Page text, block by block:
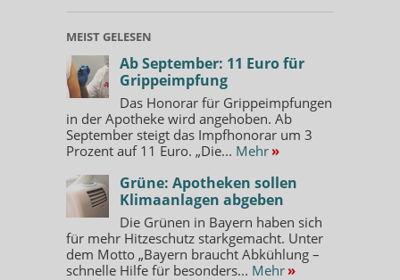
MEIST GELESEN
Ab September: 11 Euro für
Grippeimpfung
Das Honorar für Grippeimpfungen
in der Apotheke wird angehoben. Ab
September steigt das Impfhonorar um 3
Prozent auf 11 Euro. „Die... Mehr »
Grüne: Apotheken sollen
Klimaanlagen abgeben
Die Grünen in Bayern haben sich
für mehr Hitzeschutz starkgemacht. Unter
dem Motto „Bayern braucht Abkühlung –
schnelle Hilfe für besonders... Mehr »